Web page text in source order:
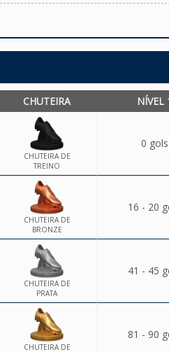
CHUTEIRA NÍVEL
CHUTEIRA DE
TREINO
0 gols
CHUTEIRA DE
BRONZE
16 - 20
CHUTEIRA DE
PRATA
41 - 45
CHUTEIRA DE
81 - 90